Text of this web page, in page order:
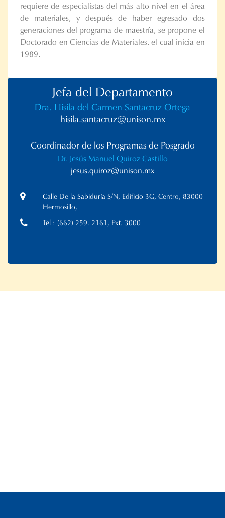
requiere de especialistas del más alto nivel en el área
de materiales, y después de haber egresado dos
generaciones del programa de maestría, se propone el
Doctorado en Ciencias de Materiales, el cual inicia en
1989.
Jefa del Departamento
Dra. Hisila del Carmen Santacruz Ortega
hisila.santacruz@unison.mx
Coordinador de los Programas de Posgrado
Dr. Jesús Manuel Quiroz Castillo
jesus.quiroz@unison.mx
Calle De la Sabiduría S/N, Edificio 3G, Centro, 83000
Hermosillo,
Tel : (662) 259. 2161, Ext. 3000